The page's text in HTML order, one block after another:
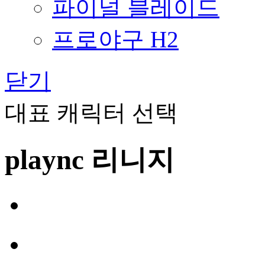
파이널 블레이드
프로야구 H2
닫기
대표 캐릭터 선택
plaync 리니지